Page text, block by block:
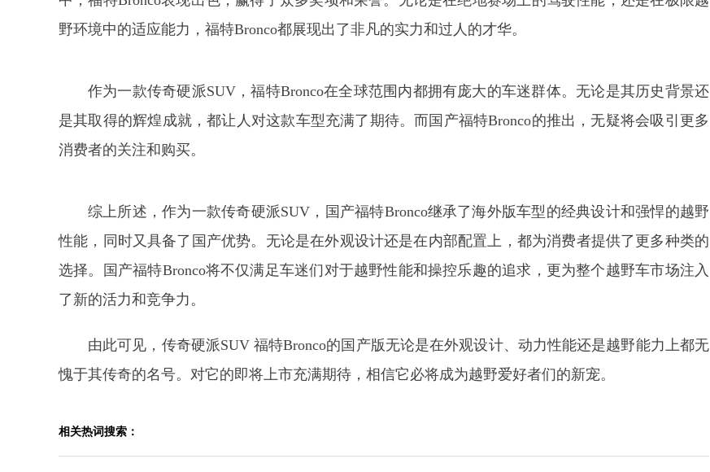
野环境中的适应能力，福特Bronco都展现出了非凡的实力和过人的才华。
作为一款传奇硬派SUV，福特Bronco在全球范围内都拥有庞大的车迷群体。无论是其历史背景还
是其取得的辉煌成就，都让人对这款车型充满了期待。而国产福特Bronco的推出，无疑将会吸引更多
消费者的关注和购买。
综上所述，作为一款传奇硬派SUV，国产福特Bronco继承了海外版车型的经典设计和强悍的越野
性能，同时又具备了国产优势。无论是在外观设计还是在内部配置上，都为消费者提供了更多种类的
选择。国产福特Bronco将不仅满足车迷们对于越野性能和操控乐趣的追求，更为整个越野车市场注入
了新的活力和竞争力。
由此可见，传奇硬派SUV 福特Bronco的国产版无论是在外观设计、动力性能还是越野能力上都无
愧于其传奇的名号。对它的即将上市充满期待，相信它必将成为越野爱好者们的新宠。
相关热词搜索：